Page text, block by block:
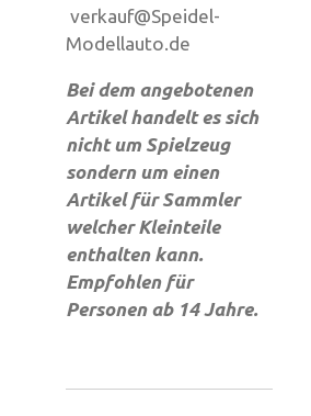
verkauf@Speidel-
Modellauto.de
Bei dem angebotenen
Artikel handelt es sich
nicht um Spielzeug
sondern um einen
Artikel für Sammler
welcher Kleinteile
enthalten kann.
Empfohlen für
Personen ab 14 Jahre.